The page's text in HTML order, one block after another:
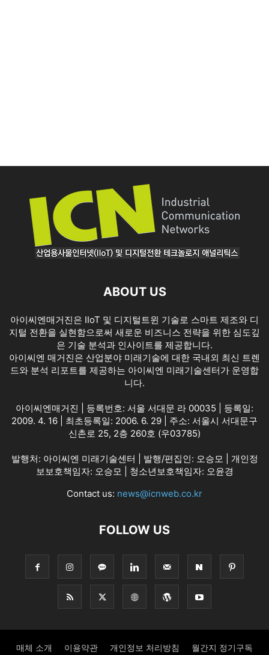
ABOUT US
아이씨엔매거진은 IIoT 및 디지털트윈 기술로 스마트 제조와 디
지털 전환을 실현함으로써 새로운 비즈니스 전략을 위한 심도깊
은 기술 분석과 인사이트를 제공합니다.
아이씨엔 매거진은 산업분야 미래기술에 대한 국내외 최신 트렌
드와 분석 리포트를 제공하는 아이씨엔 미래기술센터가 운영합
니다.
아이씨엔매거진 | 등록번호: 서울 서대문 라 00035 | 등록일:
2009. 4. 16 | 최초등록일: 2006. 6. 29 | 주소: 서울시 서대문구
신촌로 25, 2층 260호 (우03785)
발행처: 아이씨엔 미래기술센터 | 발행/편집인: 오승모 | 개인정
보보호책임자: 오승모 | 청소년보호책임자: 오윤경
Contact us: news@icnweb.co.kr
FOLLOW US
매체 소개 이용약관 개인정보 처리방침 월간지 정기구독